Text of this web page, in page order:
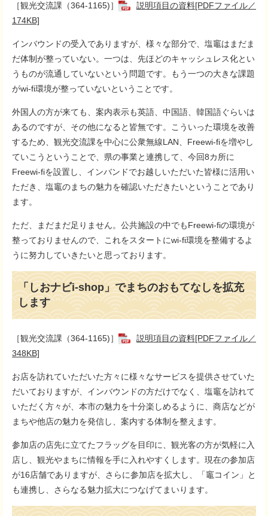
［観光交流課（364-1165)］
説明項目の資料[PDFファイル／
174KB]
インバウンドの受入でありますが、様々な部分で、塩竈はまだま
だ体制が整っていない。一つは、先ほどのキャッシュレス化とい
うものが流通していないという問題です。もう一つの大きな課題
がwi-fi環境が整っていないということです。
外国人の方が来ても、案内表示も英語、中国語、韓国語ぐらいは
あるのですが、その他になると皆無です。こういった環境を改善
するため、観光交流課を中心に公衆無線LAN、Freewi-fiを増やし
ていこうということで、県の事業と連携して、今回8カ所に
Freewi-fiを設置し、インバンドでお越しいただいた皆様に活用い
ただき、塩竈のまちの魅力を確認いただきたいということであり
ます。
ただ、まだまだ足りません。公共施設の中でもFreewi-fiの環境が
整っておりませんので、これをスタートにwi-fi環境を整備するよ
うに努力していきたいと思っております。
「しおナビi-shop」でまちのおもてなしを拡充
します
［観光交流課（364-1165)］
説明項目の資料[PDFファイル／
348KB]
お店を訪れていただいた方々に様々なサービスを提供させていた
だいておりますが、インバウンドの方だけでなく、塩竈を訪れて
いただく方々が、本市の魅力を十分楽しめるように、商店などが
まちや他店の魅力を発信し、案内する体制を整えます。
参加店の店先に立てたフラッグを目印に、観光客の方が気軽に入
店し、観光やまちに情報を手に入れやすくします。現在の参加店
が16店舗でありますが、さらに参加店を拡大し、「竈コイン」と
も連携し、さらなる魅力拡大につなげてまいります。